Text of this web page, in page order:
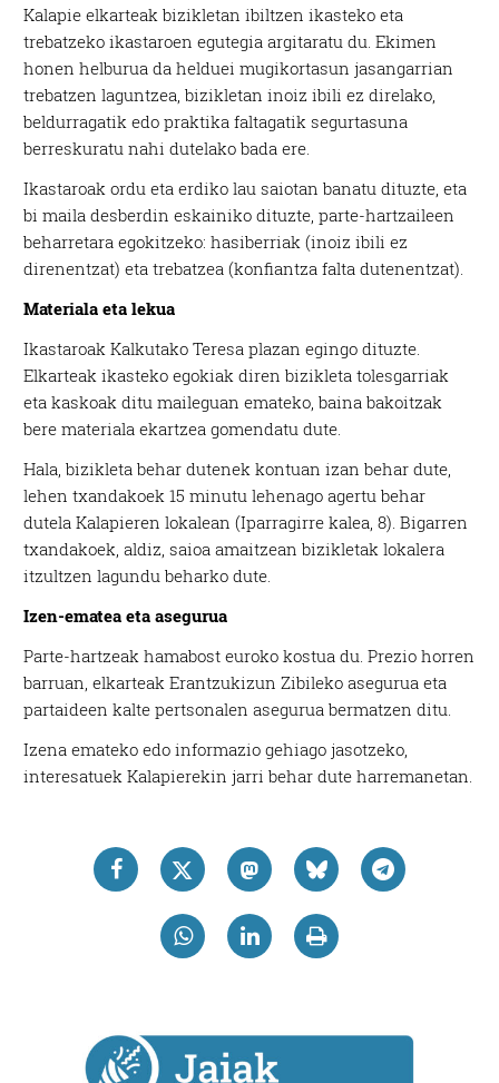
Kalapie elkarteak bizikletan ibiltzen ikasteko eta
trebatzeko ikastaroen egutegia argitaratu du. Ekimen
honen helburua da helduei mugikortasun jasangarrian
trebatzen laguntzea, bizikletan inoiz ibili ez direlako,
beldurragatik edo praktika faltagatik segurtasuna
berreskuratu nahi dutelako bada ere.
Ikastaroak ordu eta erdiko lau saiotan banatu dituzte, eta
bi maila desberdin eskainiko dituzte, parte-hartzaileen
beharretara egokitzeko: hasiberriak (inoiz ibili ez
direnentzat) eta trebatzea (konfiantza falta dutenentzat).
Materiala eta lekua
Ikastaroak Kalkutako Teresa plazan egingo dituzte.
Elkarteak ikasteko egokiak diren bizikleta tolesgarriak
eta kaskoak ditu maileguan emateko, baina bakoitzak
bere materiala ekartzea gomendatu dute.
Hala, bizikleta behar dutenek kontuan izan behar dute,
lehen txandakoek 15 minutu lehenago agertu behar
dutela Kalapieren lokalean (Iparragirre kalea, 8). Bigarren
txandakoek, aldiz, saioa amaitzean bizikletak lokalera
itzultzen lagundu beharko dute.
Izen-ematea eta asegurua
Parte-hartzeak hamabost euroko kostua du. Prezio horren
barruan, elkarteak Erantzukizun Zibileko asegurua eta
partaideen kalte pertsonalen asegurua bermatzen ditu.
Izena emateko edo informazio gehiago jasotzeko,
interesatuek Kalapierekin jarri behar dute harremanetan.